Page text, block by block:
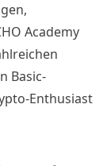
Academy
Basic-
Enthusiast